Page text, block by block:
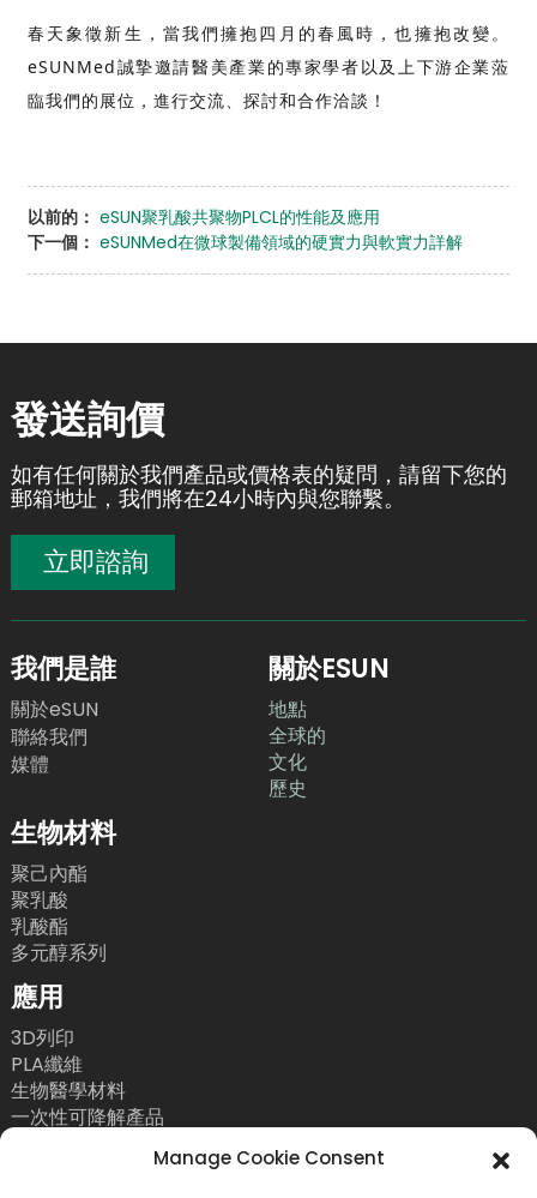
春天象徵新生，當我們擁抱四月的春風時，也擁抱改變。
eSUNMed誠摯邀請醫美產業的專家學者以及上下游企業蒞
臨我們的展位，進行交流、探討和合作洽談！
以前的： eSUN聚乳酸共聚物PLCL的性能及應用
下一個： eSUNMed在微球製備領域的硬實力與軟實力詳解
發送詢價
如有任何關於我們產品或價格表的疑問，請留下您的
郵箱地址，我們將在24小時內與您聯繫。
立即諮詢
我們是誰
關於eSUN
聯絡我們
媒體
關於ESUN
地點
全球的
文化
歷史
生物材料
聚己內酯
聚乳酸
乳酸酯
多元醇系列
應用
3D列印
PLA纖維
生物醫學材料
一次性可降解產品
Manage Cookie Consent